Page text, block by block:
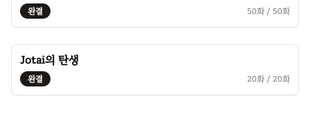
완결 50화 / 50화
Jotai의 탄생
완결 20화 / 20화